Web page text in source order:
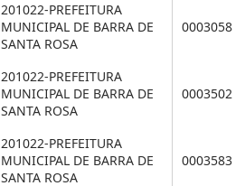
201022-PREFEITURA
MUNICIPAL DE BARRA DE
SANTA ROSA
0003058
201022-PREFEITURA
MUNICIPAL DE BARRA DE
SANTA ROSA
0003502
201022-PREFEITURA
MUNICIPAL DE BARRA DE
SANTA ROSA
0003583